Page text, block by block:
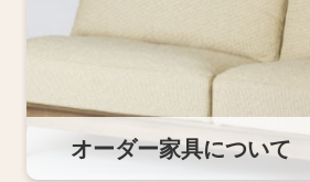
オーダー家具について